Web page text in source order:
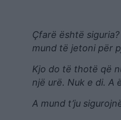
Çfarë është
mund të jetoni për
Kjo do të thotë që
një urë. Nuk e di. A
A mund t’ju